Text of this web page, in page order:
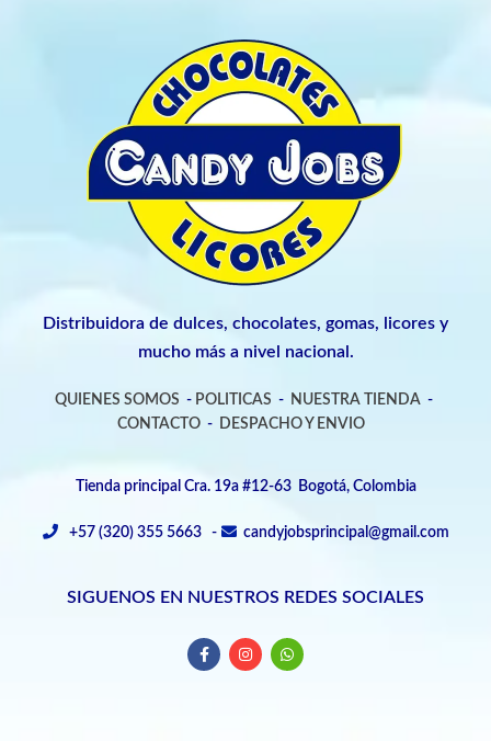
Distribuidora de dulces, chocolates, gomas, licores y
mucho más a nivel nacional.
QUIENES SOMOS - POLITICAS - NUESTRA TIENDA -
CONTACTO- DESPACHO Y ENVIO
Tienda principal Cra. 19a #12-63 Bogotá, Colombia
+57 (320) 355 5663 - candyjobsprincipal@gmail.com
SIGUENOS EN NUESTROS REDES SOCIALES